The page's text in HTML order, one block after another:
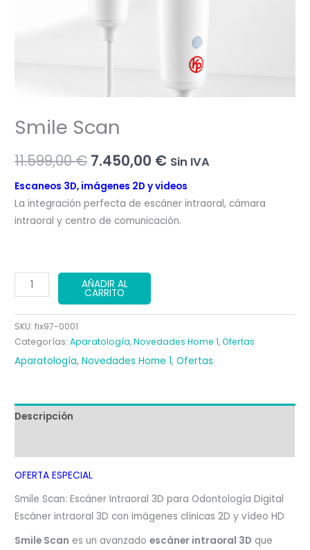
Smile Scan
11.599,00€ El
precio
original
7.450,00 €El
precio
actual
Sin IVA
Escaneos 3D, imágenes 2D y videos
La integración perfecta de escáner intraoral, cámara
intraoral y centro de comunicación.
Smile
Scan
cantidad
AÑADIR AL
CARRITO
SKU:fix97-0001
Categorías:Aparatología,Novedades Home 1,Ofertas
Aparatología,Novedades Home 1,Ofertas
Descripción
OFERTA ESPECIAL
Smile Scan: Escáner Intraoral 3D para Odontología Digital
Escáner intraoral 3D con imágenes clínicas 2D y vídeo HD
Smile Scan es un avanzadoescáner intraoral 3D que